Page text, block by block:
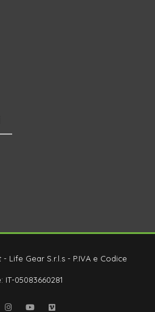
Life Gear S.r.l.s - P.IVA e Codice
IT-05083660281